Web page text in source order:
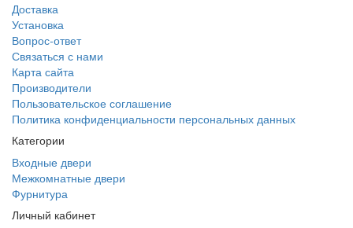
Доставка
Установка
Вопрос-ответ
Связаться с нами
Карта сайта
Производители
Пользовательское соглашение
Политика конфиденциальности персональных данных
Категории
Входные двери
Межкомнатные двери
Фурнитура
Личный кабинет